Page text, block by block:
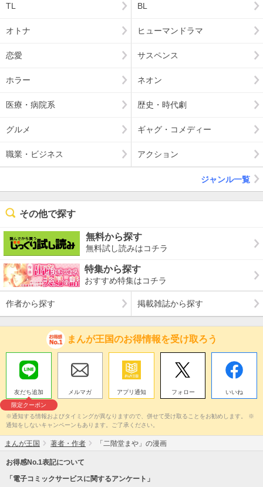
TL BL
オトナ ヒューマンドラマ
恋愛 サスペンス
ホラー ネオン
医療・病院系 歴史・時代劇
グルメ ギャグ・コメディー
職業・ビジネス アクション
ジャンル一覧
その他で探す
無料から探す
無料試し読みはコチラ
特集から探す
おすすめ特集はコチラ
作者から探す 掲載雑誌から探す
まんが王国のお得情報を受け取ろう
友だち追加
限定クーポン
メルマガ アプリ通知 フォロー いいね
※通知する情報およびタイミングが異なりますので、併せて受け取ることをお勧めします。 ※
通知をしないキャンペーンもあります。ご了承ください。
まんが王国 著者・作者 「二階堂まや」の漫画
お得感No.1表記について
「電子コミックサービスに関するアンケート」